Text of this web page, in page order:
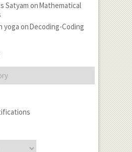
Satyam onMathematical
yoga onDecoding-Coding